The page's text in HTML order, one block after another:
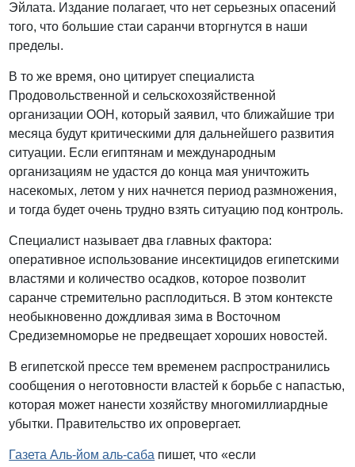
Эйлата. Издание полагает, что нет серьезных опасений
того, что большие стаи саранчи вторгнутся в наши
пределы.
В то же время, оно цитирует специалиста
Продовольственной и сельскохозяйственной
организации ООН, который заявил, что ближайшие три
месяца будут критическими для дальнейшего развития
ситуации. Если египтянам и международным
организациям не удастся до конца мая уничтожить
насекомых, летом у них начнется период размножения,
и тогда будет очень трудно взять ситуацию под контроль.
Специалист называет два главных фактора:
оперативное использование инсектицидов египетскими
властями и количество осадков, которое позволит
саранче стремительно расплодиться. В этом контексте
необыкновенно дождливая зима в Восточном
Средиземноморье не предвещает хороших новостей.
В египетской прессе тем временем распространились
сообщения о неготовности властей к борьбе с напастью,
которая может нанести хозяйству многомиллиардные
убытки. Правительство их опровергает.
Газета Аль-йом аль-саба пишет, что «если